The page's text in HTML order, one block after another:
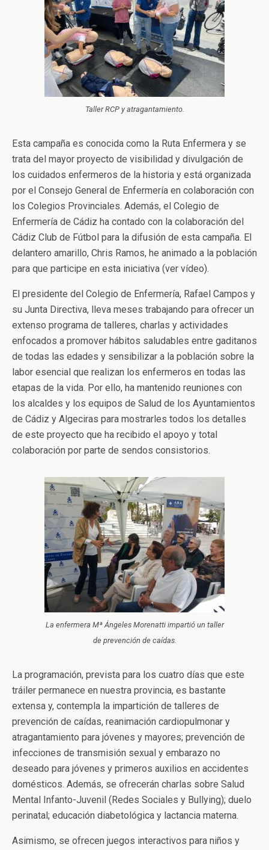
Taller RCP y atragantamiento.
Esta campaña es conocida como la Ruta Enfermera y se
trata del mayor proyecto de visibilidad y divulgación de
los cuidados enfermeros de la historia y está organizada
por el Consejo General de Enfermería en colaboración con
los Colegios Provinciales. Además, el Colegio de
Enfermería de Cádiz ha contado con la colaboración del
Cádiz Club de Fútbol para la difusión de esta campaña. El
delantero amarillo, Chris Ramos, he animado a la población
para que participe en esta iniciativa (ver vídeo).
El presidente del Colegio de Enfermería, Rafael Campos y
su Junta Directiva, lleva meses trabajando para ofrecer un
extenso programa de talleres, charlas y actividades
enfocados a promover hábitos saludables entre gaditanos
de todas las edades y sensibilizar a la población sobre la
labor esencial que realizan los enfermeros en todas las
etapas de la vida. Por ello, ha mantenido reuniones con
los alcaldes y los equipos de Salud de los Ayuntamientos
de Cádiz y Algeciras para mostrarles todos los detalles
de este proyecto que ha recibido el apoyo y total
colaboración por parte de sendos consistorios.
La enfermera Mª Ángeles Morenatti impartió un taller
de prevención de caídas.
La programación, prevista para los cuatro días que este
tráiler permanece en nuestra provincia, es bastante
extensa y, contempla la impartición de talleres de
prevención de caídas, reanimación cardiopulmonar y
atragantamiento para jóvenes y mayores; prevención de
infecciones de transmisión sexual y embarazo no
deseado para jóvenes y primeros auxilios en accidentes
domésticos. Además, se ofrecerán charlas sobre Salud
Mental Infanto-Juvenil (Redes Sociales y Bullying); duelo
perinatal; educación diabetológica y lactancia materna.
Asimismo, se ofrecen juegos interactivos para niños y